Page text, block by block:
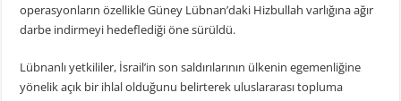
operasyonların özellikle Güney Lübnan’daki Hizbullah varlığına ağır
darbe indirmeyi hedeflediği öne sürüldü.
Lübnanlı yetkililer, İsrail’in son saldırılarının ülkenin egemenliğine
yönelik açık bir ihlal olduğunu belirterek uluslararası topluma